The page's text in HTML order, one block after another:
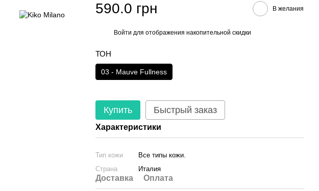
590.0 грн В желания
Войти для отображения накопительной скидки
ТОН
03 - Mauve Fullness
Купить Быстрый заказ
Характеристики
Тип кожи
Все типы кожи.
Страна
Италия
Доставка Оплата